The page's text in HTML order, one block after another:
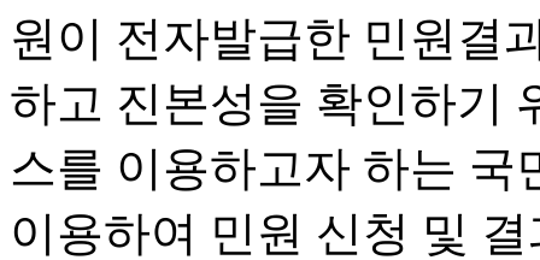
원이 전자발급한 민원결
하고 진본성을 확인하기
스를 이용하고자 하는 국
이용하여 민원 신청 및